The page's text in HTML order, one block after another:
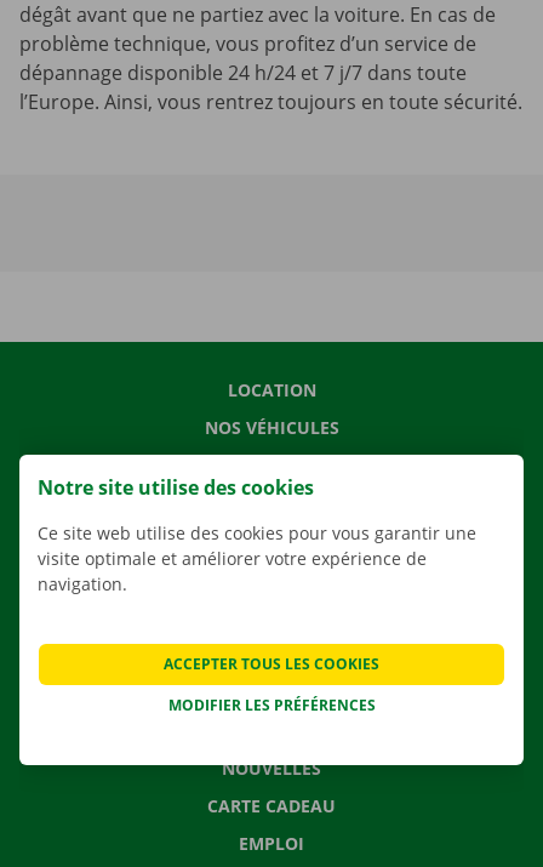
dégât avant que ne partiez avec la voiture. En cas de
problème technique, vous profitez d’un service de
dépannage disponible 24 h/24 et 7 j/7 dans toute
l’Europe. Ainsi, vous rentrez toujours en toute sécurité.
LOCATION
NOS VÉHICULES
AGENCES
APPLI
CONTACTEZ NOUS
NOUVELLES
CARTE CADEAU
EMPLOI
Notre site utilise des cookies
Ce site web utilise des cookies pour vous garantir une
visite optimale et améliorer votre expérience de
navigation.
MODIFIER LES PRÉFÉRENCES
ACCEPTER TOUS LES COOKIES